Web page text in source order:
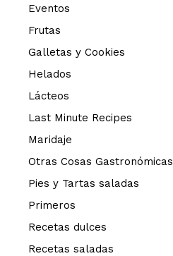
Eventos
Frutas
Galletas y Cookies
Helados
Lácteos
Last Minute Recipes
Maridaje
Otras Cosas Gastronómicas
Pies y Tartas saladas
Primeros
Recetas dulces
Recetas saladas